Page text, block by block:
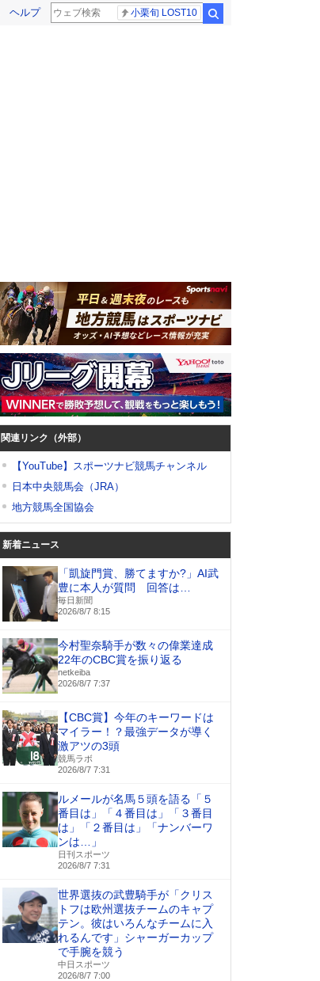
ヘルプ 小栗旬 LOST10
関連リンク（外部）
【YouTube】スポーツナビ競馬チャンネル
日本中央競馬会（JRA）
地方競馬全国協会
新着ニュース
「凱旋門賞、勝てますか?」AI武
豊に本人が質問 回答は…
毎日新聞
2026/8/7 8:15
今村聖奈騎手が数々の偉業達成
22年のCBC賞を振り返る
netkeiba
2026/8/7 7:37
【CBC賞】今年のキーワードは
マイラー！？最強データが導く
激アツの3頭
競馬ラボ
2026/8/7 7:31
ルメールが名馬５頭を語る「５
番目は」「４番目は」「３番目
は」「２番目は」「ナンバーワ
ンは…」
日刊スポーツ
2026/8/7 7:31
世界選抜の武豊騎手が「クリス
トフは欧州選抜チームのキャプ
テン。彼はいろんなチームに入
れるんです」シャーガーカップ
で手腕を競う
中日スポーツ
2026/8/7 7:00